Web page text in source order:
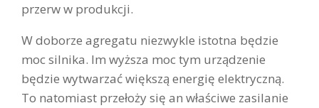
przerw w produkcji.
W doborze agregatu niezwykle istotna będzie
moc silnika. Im wyższa moc tym urządzenie
będzie wytwarzać większą energię elektryczną.
To natomiast przełoży się an właściwe zasilanie